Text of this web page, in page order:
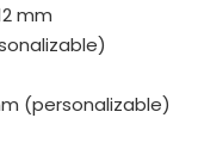
mm
(personalizable)